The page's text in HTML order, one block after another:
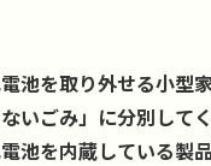
電池を取り外せる小
いごみ」に分別してく
電池を内蔵している